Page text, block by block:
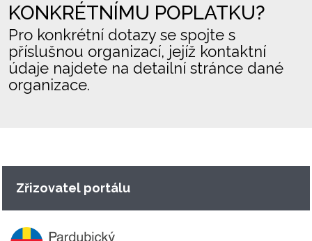
KONKRÉTNÍMU POPLATKU?
Pro konkrétní dotazy se spojte s
příslušnou organizací, jejíž kontaktní
údaje najdete na detailní stránce dané
organizace.
Zřizovatel portálu